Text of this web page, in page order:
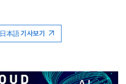
日本語 기사보기